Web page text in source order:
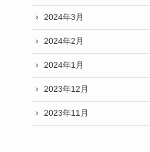
2024年3月
2024年2月
2024年1月
2023年12月
2023年11月